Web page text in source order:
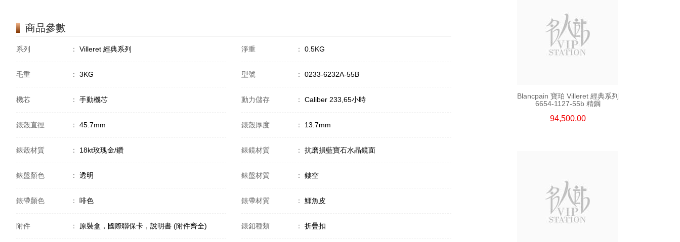
商品參數
系列 ： Villeret 經典系列 淨重 ： 0.5KG
毛重 ： 3KG 型號 ： 0233-6232A-55B
機芯 ： 手動機芯 動力儲存 ： Caliber 233,65小時
錶殼直徑 ： 45.7mm 錶殼厚度 ： 13.7mm
錶殼材質 ： 18kt玫瑰金/鑽 錶鏡材質 ： 抗磨損藍寶石水晶鏡面
錶盤顏色 ： 透明 錶盤材質 ： 鏤空
錶帶顏色 ： 啡色 錶帶材質 ： 鱷魚皮
附件 ： 原裝盒，國際聯保卡，說明書 (附件齊全) 錶釦種類 ： 折疊扣
Blancpain 寶珀 Villeret 經典系列
6654-1127-55b 精鋼
94,500.00